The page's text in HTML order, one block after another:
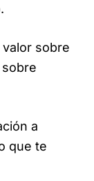
sobre
a
que te